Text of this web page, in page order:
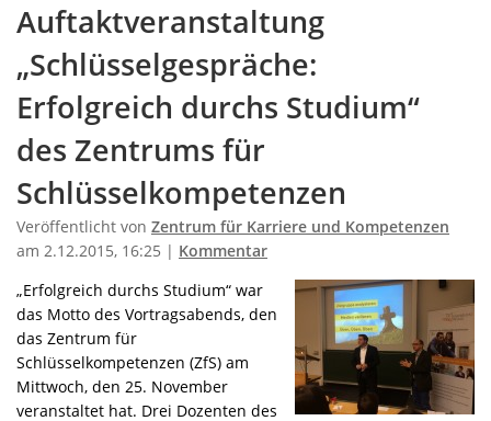
Auftaktveranstaltung
„Schlüsselgespräche:
Erfolgreich durchs Studium“
des Zentrums für
Schlüsselkompetenzen
Veröffentlicht von Zentrum für Karriere und Kompetenzen
am 2.12.2015, 16:25 | Kommentar
„Erfolgreich durchs Studium“ war
das Motto des Vortragsabends, den
das Zentrum für
Schlüsselkompetenzen (ZfS) am
Mittwoch, den 25. November
veranstaltet hat. Drei Dozenten des